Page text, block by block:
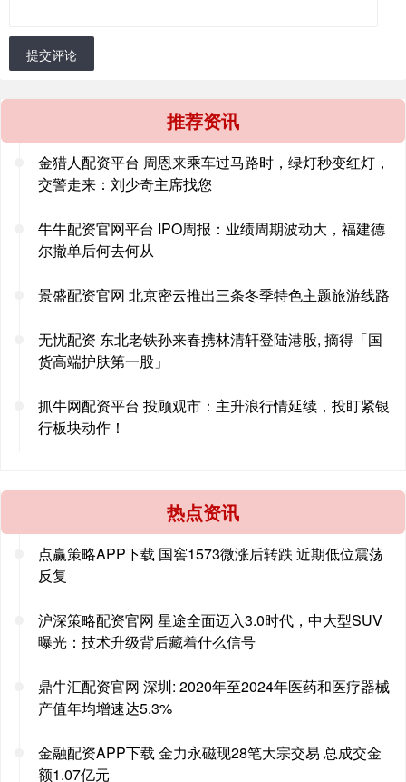
提交评论
推荐资讯
金猎人配资平台 周恩来乘车过马路时，绿灯秒变红灯，
交警走来：刘少奇主席找您
牛牛配资官网平台 IPO周报：业绩周期波动大，福建德
尔撤单后何去何从
景盛配资官网 北京密云推出三条冬季特色主题旅游线路
无忧配资 东北老铁孙来春携林清轩登陆港股, 摘得「国
货高端护肤第一股」
抓牛网配资平台 投顾观市：主升浪行情延续，投盯紧银
行板块动作！
热点资讯
点赢策略APP下载 国窖1573微涨后转跌 近期低位震荡
反复
沪深策略配资官网 星途全面迈入3.0时代，中大型SUV
曝光：技术升级背后藏着什么信号
鼎牛汇配资官网 深圳: 2020年至2024年医药和医疗器械
产值年均增速达5.3%
金融配资APP下载 金力永磁现28笔大宗交易 总成交金
额1.07亿元